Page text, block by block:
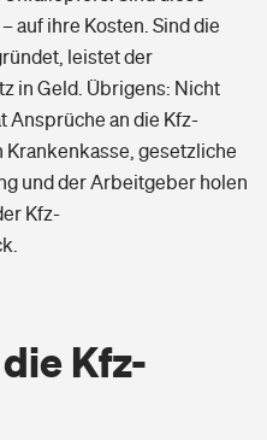
auf ihre Kosten. Sind die
leistet der
in Geld. Übrigens: Nicht
Ansprüche an die Kfz-
gesetzliche
und der Arbeitgeber holen
Kfz-
Kfz-